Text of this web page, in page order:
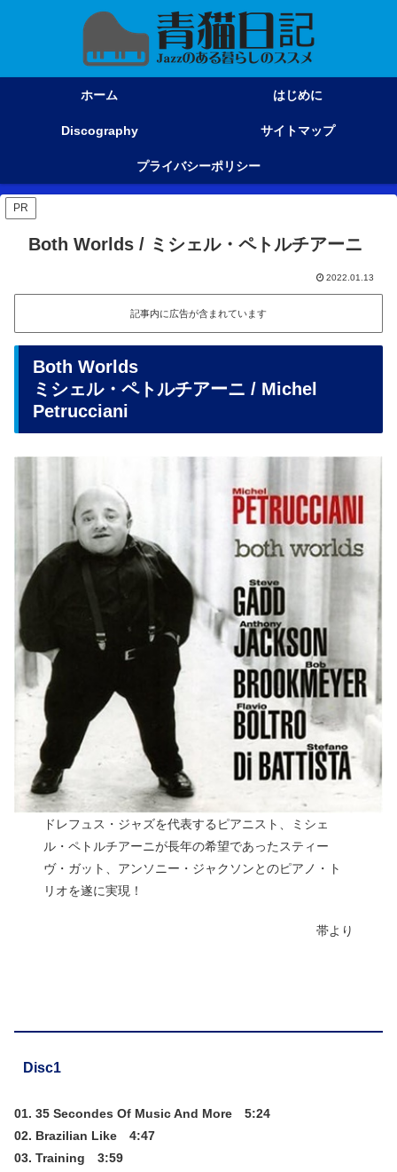
ホーム はじめに
Discography サイトマップ
プライバシーポリシー
PR
Both Worlds / ミシェル・ペトルチアーニ
2022.01.13
記事内に広告が含まれています
Both Worlds
ミシェル・ペトルチアーニ / Michel
Petrucciani
ドレフュス・ジャズを代表するピアニスト、ミシェ
ル・ペトルチアーニが長年の希望であったスティー
ヴ・ガット、アンソニー・ジャクソンとのピアノ・ト
リオを遂に実現！
帯より
Disc1
01. 35 Secondes Of Music And More 5:24
02. Brazilian Like 4:47
03. Training 3:59